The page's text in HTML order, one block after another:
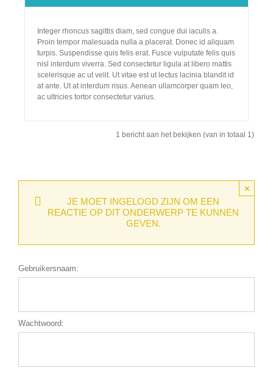
Integer rhoncus sagittis diam, sed congue dui iaculis a.
Proin tempor malesuada nulla a placerat. Donec id aliquam
turpis. Suspendisse quis felis erat. Fusce vulputate felis quis
nisl interdum viverra. Sed consectetur ligula at libero mattis
scelerisque ac ut velit. Ut vitae est ut lectus lacinia blandit id
at ante. Ut at interdum risus. Aenean ullamcorper quam leo,
ac ultricies tortor consectetur varius.
1 bericht aan het bekijken (van in totaal 1)
×
JE MOET INGELOGD ZIJN OM EEN
REACTIE OP DIT ONDERWERP TE KUNNEN
GEVEN.
Gebruikersnaam:
Wachtwoord: